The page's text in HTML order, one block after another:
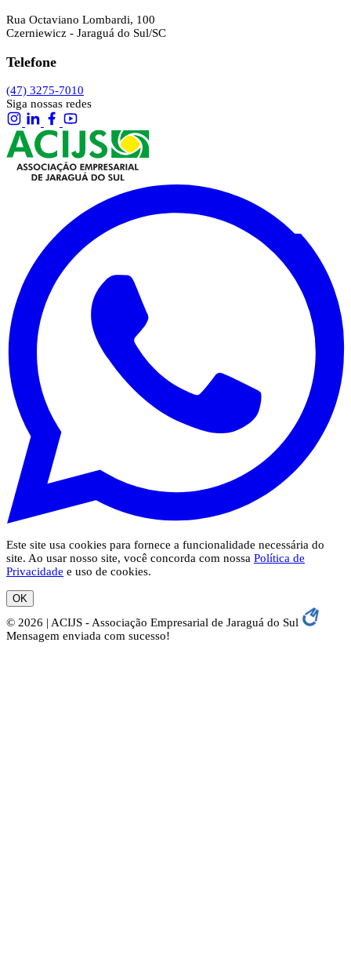
Rua Octaviano Lombardi, 100
Czerniewicz - Jaraguá do Sul/SC
Telefone
(47) 3275-7010
Siga nossas redes
Este site usa cookies para fornece a funcionalidade necessária do
site. Ao usar nosso site, você concorda com nossa Política de
Privacidade e uso de cookies.
OK
© 2026 | ACIJS - Associação Empresarial de Jaraguá do Sul
Mensagem enviada com sucesso!